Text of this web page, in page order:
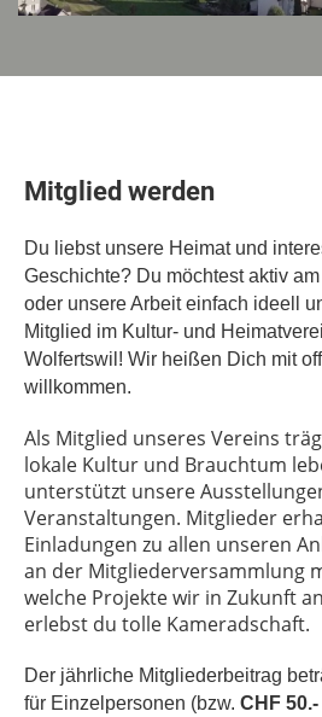
Mitglied werden
Du liebst unsere Heimat und
Geschichte? Du möchtest aktiv
oder unsere Arbeit einfach ideell
Mitglied im Kultur- und
Wolfertswil! Wir heißen Dich mit
willkommen.
Als Mitglied unseres Vereins
lokale Kultur und Brauchtum
unterstützt unsere
Veranstaltungen. Mitglieder
Einladungen zu allen unseren
an der Mitgliederversammlung
welche Projekte wir in Zukunft
erlebst du tolle Kameradschaft.
Der jährliche Mitgliederbeitrag
für Einzelpersonen (bzw. CHF 50.-